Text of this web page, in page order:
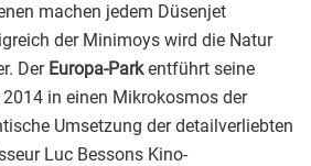
machen jedem Düsenjet
der Minimoys wird die Natur
Der Europa-Parkentführt seine
in einen Mikrokosmos der
Umsetzung der detailverliebten
Luc Bessons Kino-